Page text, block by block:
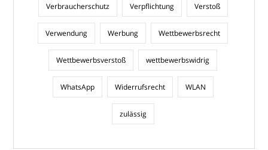
Verbraucherschutz Verpflichtung Verstoß
Verwendung Werbung Wettbewerbsrecht
Wettbewerbsverstoß wettbewerbswidrig
WhatsApp Widerrufsrecht WLAN
zulässig